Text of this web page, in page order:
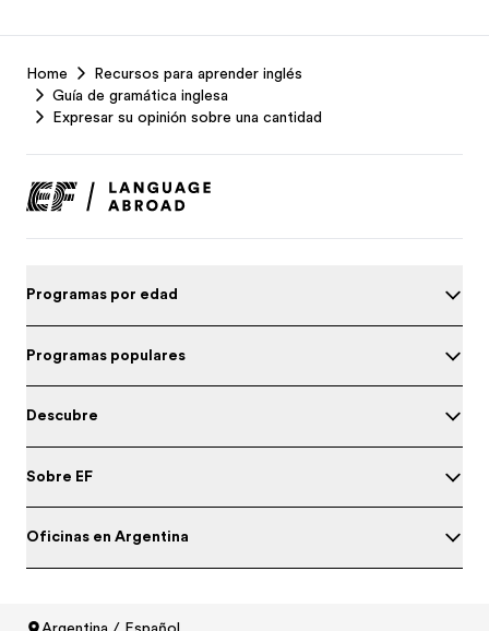
Footer
Home
Recursos para aprender inglés
Guía de gramática inglesa
Expresar su opinión sobre una cantidad
Programas por edad
Programas populares
Descubre
Sobre EF
Oficinas en Argentina
Argentina / Español